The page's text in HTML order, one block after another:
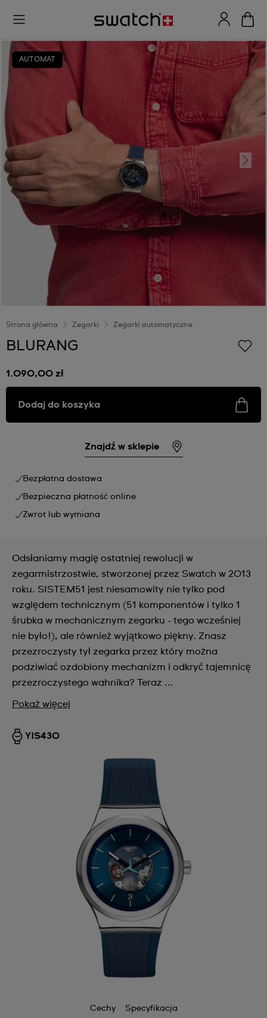
AUTOMAT
Strona główna Zegarki Zegarki automatyczne
BLURANG
1.090,00 zł
Dodaj do koszyka
Znajdź w sklepie
Bezpłatna dostawa
Bezpieczna płatność online
Zwrot lub wymiana
Odsłaniamy magię ostatniej rewolucji w
zegarmistrzostwie, stworzonej przez Swatch w 2013
roku. SISTEM51 jest niesamowity nie tylko pod
względem technicznym (51 komponentów i tylko 1
śrubka w mechanicznym zegarku - tego wcześniej
nie było!), ale również wyjątkowo piękny. Znasz
przezroczysty tył zegarka przez który można
podziwiać ozdobiony mechanizm i odkryć tajemnicę
przezroczystego wahnika? Teraz ...
Pokaż więcej
YIS430
Cechy Specyfikacja